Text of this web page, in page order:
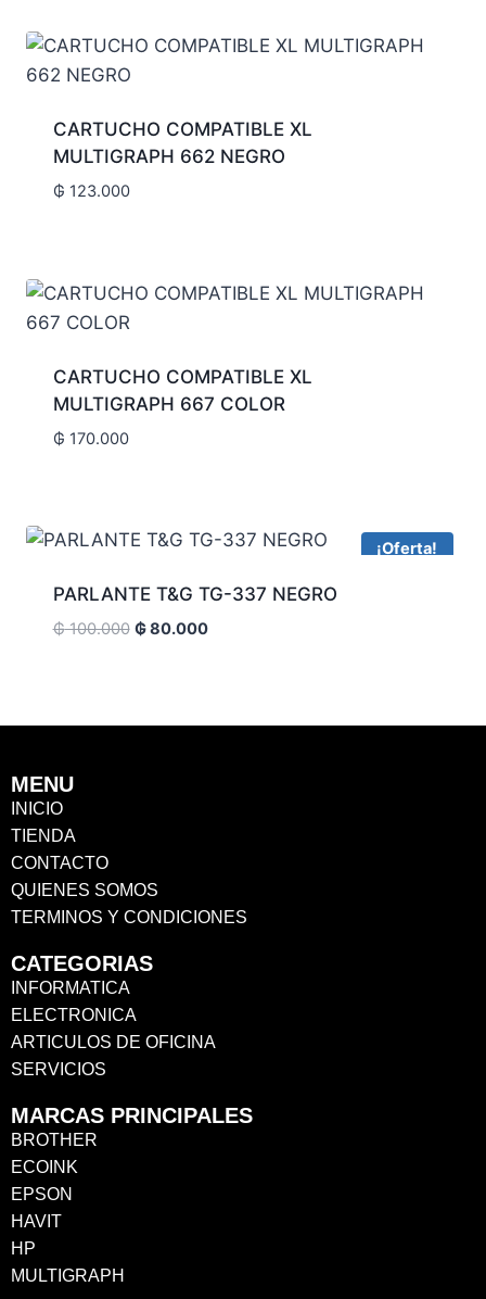
CARTUCHO COMPATIBLE XL
MULTIGRAPH 662 NEGRO
₲ 123.000
CARTUCHO COMPATIBLE XL
MULTIGRAPH 667 COLOR
₲ 170.000
¡Oferta!
PARLANTE T&G TG-337 NEGRO
₲100.000 ₲80.000
MENU
INICIO
TIENDA
CONTACTO
QUIENES SOMOS
TERMINOS Y CONDICIONES
CATEGORIAS
INFORMATICA
ELECTRONICA
ARTICULOS DE OFICINA
SERVICIOS
MARCAS PRINCIPALES
BROTHER
ECOINK
EPSON
HAVIT
HP
MULTIGRAPH